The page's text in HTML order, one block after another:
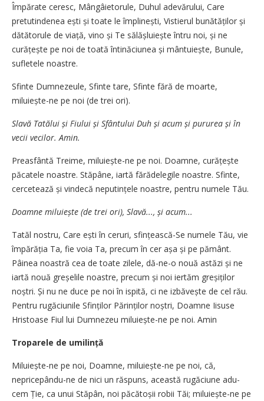
Împărate ceresc, Mângâieto­rule, Duhul adevărului, Care
pretutindenea ești și toate le îm­plinești, Vistierul bunătăților și
dătătorule de viață, vino și Te sălășluiește întru noi, și ne
curățește pe noi de toată întinăciunea și mântuiește, Bunule,
sufletele noastre.
Sfinte Dumnezeule, Sfinte tare, Sfinte fără de moarte,
miluiește-ne pe noi (de trei ori).
Slavă Tatălui și Fiului și Sfântului Duh și acum și pururea și în
vecii vecilor. Amin.
Preasfântă Treime, miluiește-ne pe noi. Doam­ne, curățește
păcatele noastre. Stăpâne, iartă fărădelegile noastre. Sfinte,
cercetează și vin­decă neputințele noas­tre, pentru numele Tău.
Doamne miluiește (de trei ori), Slavă..., și acum...
Tatăl nostru, Care ești în ceruri, sfin­țească-Se numele Tău, vie
împărăția Ta, fie voia Ta, precum în cer așa și pe pă­mânt.
Pâinea noastră cea de toate zilele, dă-ne-o nouă astăzi și ne
iartă nouă greșelile noastre, precum și noi iertăm greșiților
noș­tri. Și nu ne duce pe noi în ispită, ci ne izbă­vește de cel rău.
Pentru rugăciunile Sfinților Părinților noștri, Doamne Iisuse
Hristoase Fiul lui Dumnezeu miluiește-ne pe noi. Amin
Troparele de umilință
Miluiește-ne pe noi, Doamne, mi­lu­iește-ne pe noi, că,
nepricepându-ne de nici un răspuns, această rugă­ciune a­du­
cem Ție, ca unui Stăpân, noi păcă­toșii robii Tăi; miluiește-ne pe